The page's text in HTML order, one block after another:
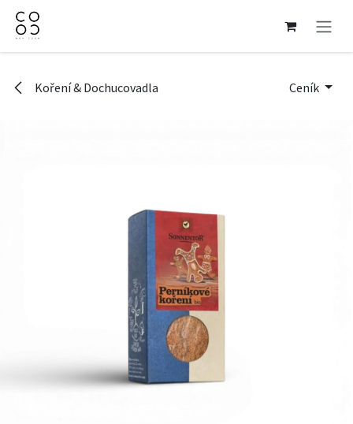
Přejít na obsah
Koření & Dochucovadla Ceník